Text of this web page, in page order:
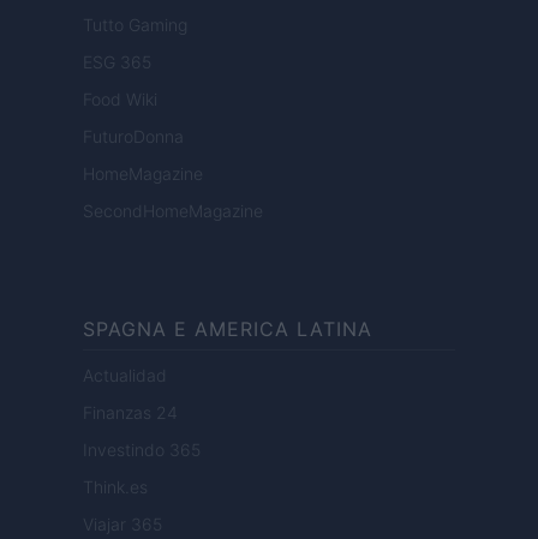
Tutto Gaming
ESG 365
Food Wiki
FuturoDonna
HomeMagazine
SecondHomeMagazine
SPAGNA E AMERICA LATINA
Actualidad
Finanzas 24
Investindo 365
Think.es
Viajar 365